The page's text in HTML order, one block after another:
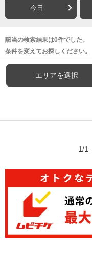
今日
該当の検索結果は0件でした。
条件を変えてお探しください。
エリアを選択
1/1